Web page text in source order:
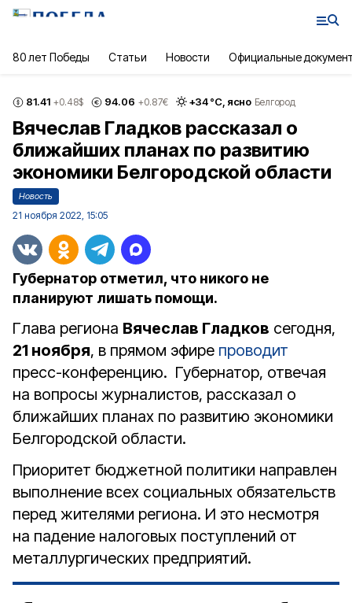
80 лет Победы Статьи Новости Официальные
81.41 +0.48$ 94.06 +0.87€ +34°С, ясно Белгород
Вячеслав Гладков рассказал о
ближайших планах по развитию
экономики Белгородской области
Новость
21 ноября 2022, 15:05
Губернатор отметил, что никого не
планируют лишать помощи.
Глава региона Вячеслав Гладков сегодня,
21 ноября, в прямом эфире проводит
пресс-конференцию. Губернатор, отвечая
на вопросы журналистов, рассказал о
ближайших планах по развитию экономики
Белгородской области.
Приоритет бюджетной политики направлен
выполнение всех социальных обязательств
перед жителями региона. И это несмотря
на падение налоговых поступлений от
металлургических предприятий.